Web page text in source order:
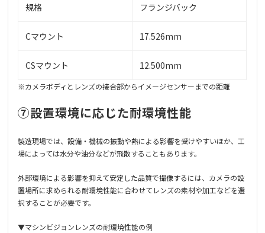
規格 フランジバック
Cマウント 17.526mm
CSマウント 12.500mm
※カメラボディとレンズの接合部からイメージセンサーまでの距離
⑦設置環境に応じた耐環境性能
製造現場では、設備・機械の振動や熱による影響を受けやすいほか、工
場によっては水分や油分などが飛散することもあります。
外部環境による影響を抑えて安定した品質で撮像するには、カメラの設
置場所に求められる耐環境性能に合わせてレンズの素材や加工などを選
択することが必要です。
▼マシンビジョンレンズの耐環境性能の例